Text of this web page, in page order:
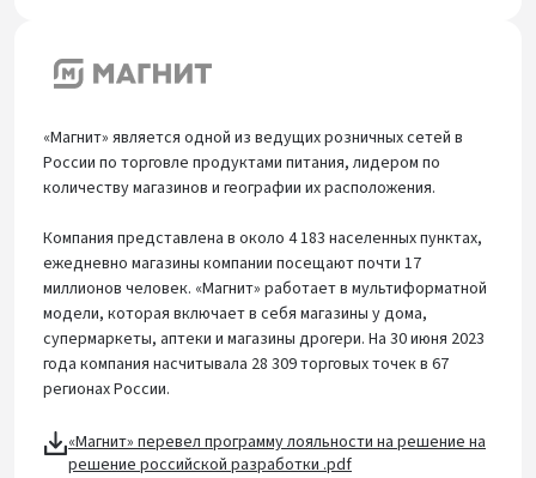
«Магнит» является одной из ведущих розничных сетей в
России по торговле продуктами питания, лидером по
количеству магазинов и географии их расположения.
Компания представлена в около 4 183 населенных пунктах,
ежедневно магазины компании посещают почти 17
миллионов человек. «Магнит» работает в мультиформатной
модели, которая включает в себя магазины у дома,
супермаркеты, аптеки и магазины дрогери. На 30 июня 2023
года компания насчитывала 28 309 торговых точек в 67
регионах России.
«Магнит» перевел программу лояльности на решение на
решение российской разработки .pdf